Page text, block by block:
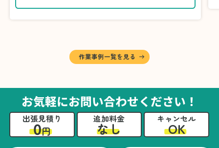
に仕分けしました。
A様から「手際よく進めてくれて助かりまし
るのは難しかったと思います」との温かいお言
葉をいただきました。遺品整理という心の負担
が大きい作業において、少しでもA様の力にな
れたことをスタッフ一同嬉しく思います。
作業事例一覧を見る
お気軽にお問い合わせください！
出張見積り
0円
追加料金
なし
キャンセル
OK